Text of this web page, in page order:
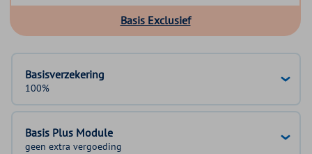
Basis Exclusief
Basisverzekering
100%
Basis Plus Module
geen extra vergoeding